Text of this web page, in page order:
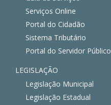
Serviços Online
Portal do Cidadão
Sistema Tributário
Portal do Servidor Público
LEGISLAÇÃO
Legislação Municipal
Legislação Estadual